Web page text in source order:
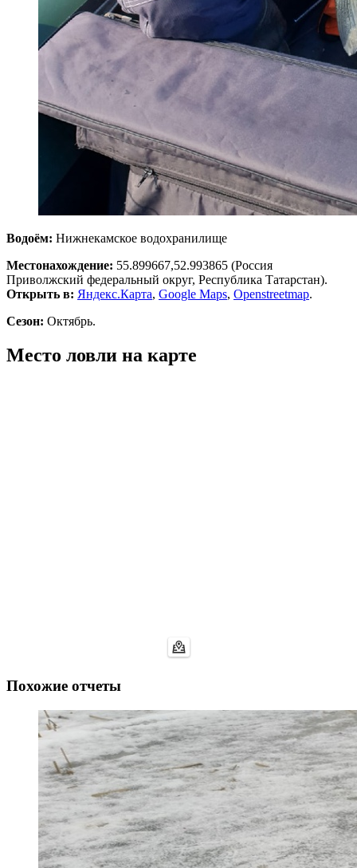
Водоём: Нижнекамское водохранилище
Местонахождение: 55.899667,52.993865 (Россия
Приволжский федеральный округ, Республика Татарстан).
Открыть в: Яндекс.Карта, Google Maps, Openstreetmap.
Сезон: Октябрь.
Место ловли на карте
Похожие отчеты